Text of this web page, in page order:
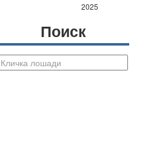
2025
Поиск